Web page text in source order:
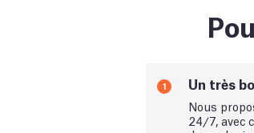
1 Un très
Nous
24/7, avec